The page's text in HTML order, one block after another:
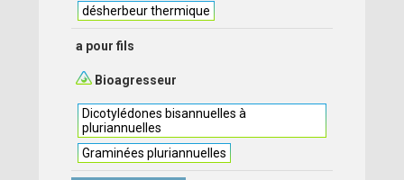
désherbeur thermique
a pour fils
Bioagresseur
Dicotylédones bisannuelles à
pluriannuelles
Graminées pluriannuelles